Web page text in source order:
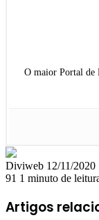
O maior Portal de
Diviweb Mande
um
mail
12/11/2020
91 1 minuto de
Artigos